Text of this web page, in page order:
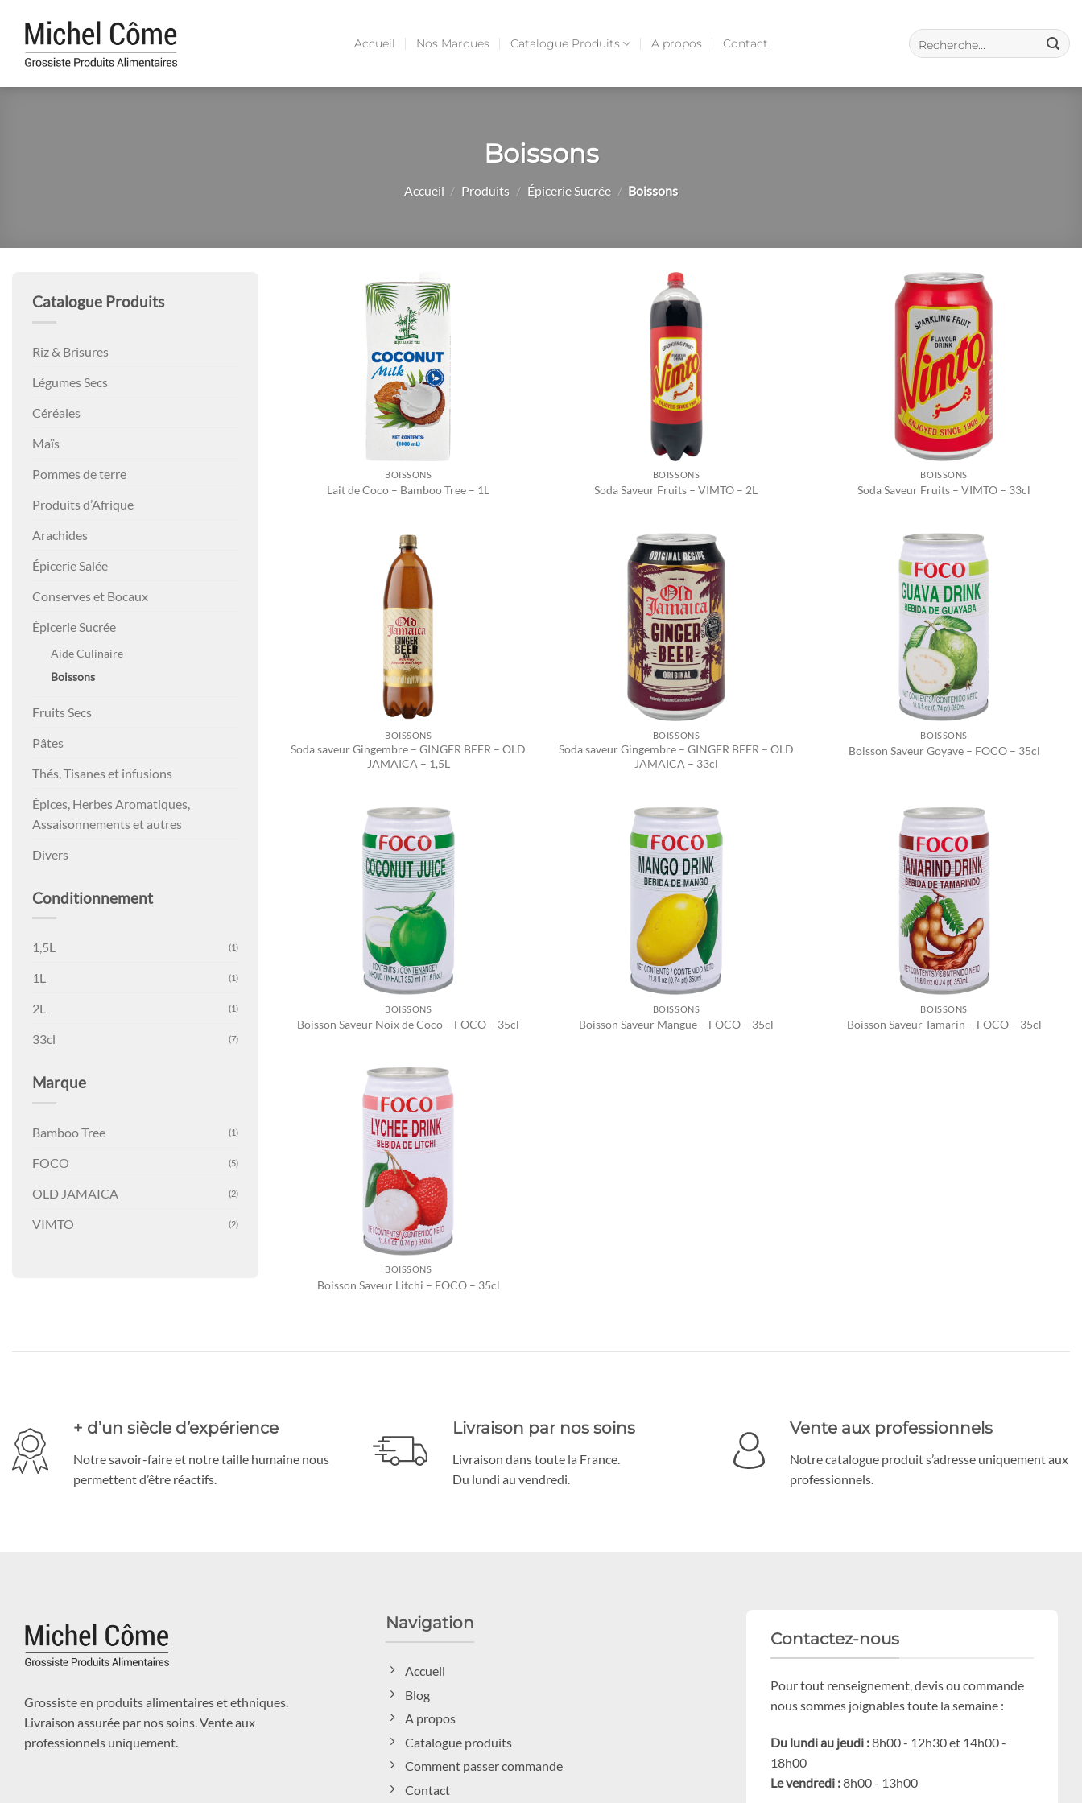
contenu
Accueil Nos Marques Catalogue Produits A propos Contact
Boissons
Accueil / Produits / Épicerie Sucrée / Boissons
Catalogue Produits
Riz & Brisures
Légumes Secs
Céréales
Maïs
Pommes de terre
Produits d’Afrique
Arachides
Épicerie Salée
Conserves et Bocaux
Épicerie Sucrée
Aide Culinaire
Boissons
Fruits Secs
Pâtes
Thés, Tisanes et infusions
Épices, Herbes Aromatiques,
Assaisonnements et autres
Divers
Conditionnement
1,5L (1)
1L (1)
2L (1)
33cl (7)
Marque
Bamboo Tree (1)
FOCO (5)
OLD JAMAICA (2)
VIMTO (2)
BOISSONS
Lait de Coco – Bamboo Tree – 1L
BOISSONS
Soda Saveur Fruits – VIMTO – 2L
BOISSONS
Soda Saveur Fruits – VIMTO – 33cl
BOISSONS
Soda saveur Gingembre – GINGER BEER – OLD
JAMAICA – 1,5L
BOISSONS
Soda saveur Gingembre – GINGER BEER – OLD
JAMAICA – 33cl
BOISSONS
Boisson Saveur Goyave – FOCO – 35cl
BOISSONS
Boisson Saveur Noix de Coco – FOCO – 35cl
BOISSONS
Boisson Saveur Mangue – FOCO – 35cl
BOISSONS
Boisson Saveur Tamarin – FOCO – 35cl
BOISSONS
Boisson Saveur Litchi – FOCO – 35cl
+ d’un siècle d’expérience
Notre savoir-faire et notre taille humaine nous
permettent d’être réactifs.
Livraison par nos soins
Livraison dans toute la France.
Du lundi au vendredi.
Vente aux professionnels
Notre catalogue produit s’adresse uniquement aux
professionnels.
Grossiste en produits alimentaires et ethniques.
Livraison assurée par nos soins. Vente aux
professionnels uniquement.
Navigation
Accueil
Blog
A propos
Catalogue produits
Comment passer commande
Contact
Contactez-nous
Pour tout renseignement, devis ou commande
nous sommes joignables toute la semaine :
Du lundi au jeudi :8h00 - 12h30 et 14h00 -
18h00
Le vendredi :8h00 - 13h00